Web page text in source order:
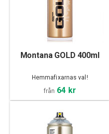
Montana GOLD 400ml
Hemmafixarnas val!
från 64 kr